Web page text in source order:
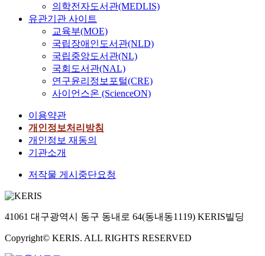
의학전자도서관(MEDLIS)
유관기관 사이트
교육부(MOE)
국립장애인도서관(NLD)
국립중앙도서관(NL)
국회도서관(NAL)
연구윤리정보포털(CRE)
사이언스온 (ScienceON)
이용약관
개인정보처리방침
개인정보 재동의
기관소개
저작물 게시중단요청
41061 대구광역시 동구 동내로 64(동내동1119) KERIS빌딩
Copyright© KERIS. ALL RIGHTS RESERVED